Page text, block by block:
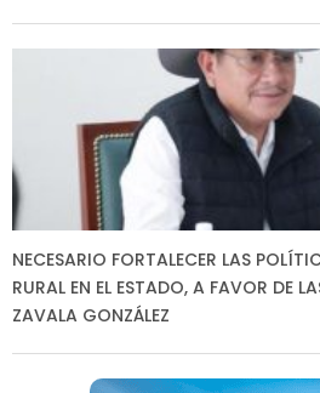
NECESARIO FORTALECER LAS
RURAL EN EL ESTADO, A FAVOR DE
ZAVALA GONZÁLEZ